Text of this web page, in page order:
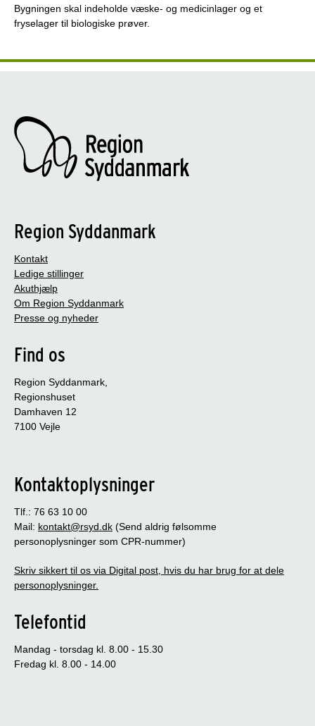
Bygningen skal indeholde væske- og medicinlager og et
fryselager til biologiske prøver.
Region Syddanmark
Kontakt
Ledige stillinger
Akuthjælp
Om Region Syddanmark
Presse og nyheder
Find os
Region Syddanmark,
Regionshuset
Damhaven 12
7100 Vejle
Kontaktoplysninger
Tlf.: 76 63 10 00
Mail: kontakt@rsyd.dk (Send aldrig følsomme
personoplysninger som CPR-nummer)
Skriv sikkert til os via Digital post, hvis du har brug for at dele
personoplysninger.
Telefontid
Mandag - torsdag kl. 8.00 - 15.30
Fredag kl. 8.00 - 14.00